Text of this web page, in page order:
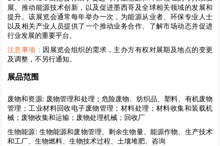
展、推动能源技术创新，以及促进墨西哥及全球相关领域的发展和
提升。该展览会通常每年举办一次，为能源从业者、环保专业人士
以及相关产业人员提供了一个推动业务合作、了解市场动态并促进
行业发展的重要平台。
注意事项： 因展览会组织的需求，主办方有权对展期及地点的变更
及调整，不另行通知。
展品范围
废物和资源: 废物管理和处理；危险废物、纺织品、塑料、有机废物
管理；工业材料回收电子废物管理；材料处理；材料收集和装载机
械；废物收集和运输；废物处理机械；回收厂
生物能源: 生物能源和废物管理、剩余生物量、能源作物、生产技术
和工厂、生物燃料、生物技术过程、土壤堆肥、咨询